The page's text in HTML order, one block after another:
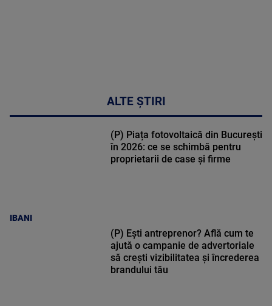
ALTE ȘTIRI
IBANI
(P) Piața fotovoltaică din București
în 2026: ce se schimbă pentru
proprietarii de case și firme
(P) Ești antreprenor? Află cum te
ajută o campanie de advertoriale
să crești vizibilitatea și încrederea
brandului tău